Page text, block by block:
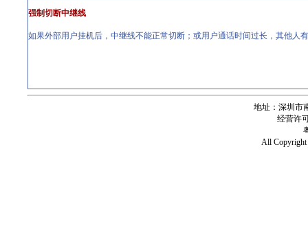
强制切断中继线
如果外部用户挂机后，中继线不能正常切断；或用户通话时间过长，其他人
地址：深圳市
经营许
All